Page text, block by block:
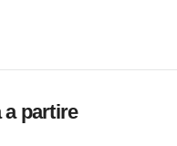
a partire